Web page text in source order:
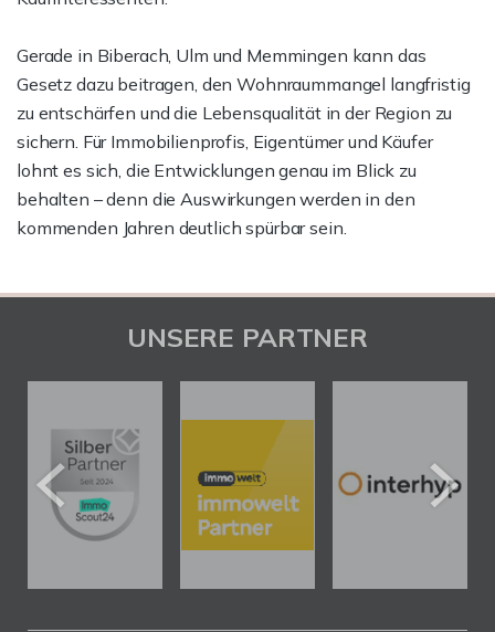
Gerade in Biberach, Ulm und Memmingen kann das
Gesetz dazu beitragen, den Wohnraummangel langfristig
zu entschärfen und die Lebensqualität in der Region zu
sichern. Für Immobilienprofis, Eigentümer und Käufer
lohnt es sich, die Entwicklungen genau im Blick zu
behalten – denn die Auswirkungen werden in den
kommenden Jahren deutlich spürbar sein.
UNSERE PARTNER